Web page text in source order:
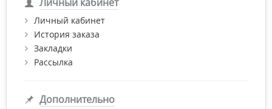
Личный кабинет
История заказа
Закладки
Рассылка
Дополнительно